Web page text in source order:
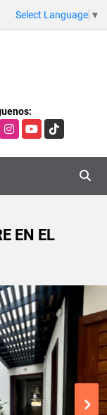
Select Language ▼
InstagramYouTubeTikTok
EN EL